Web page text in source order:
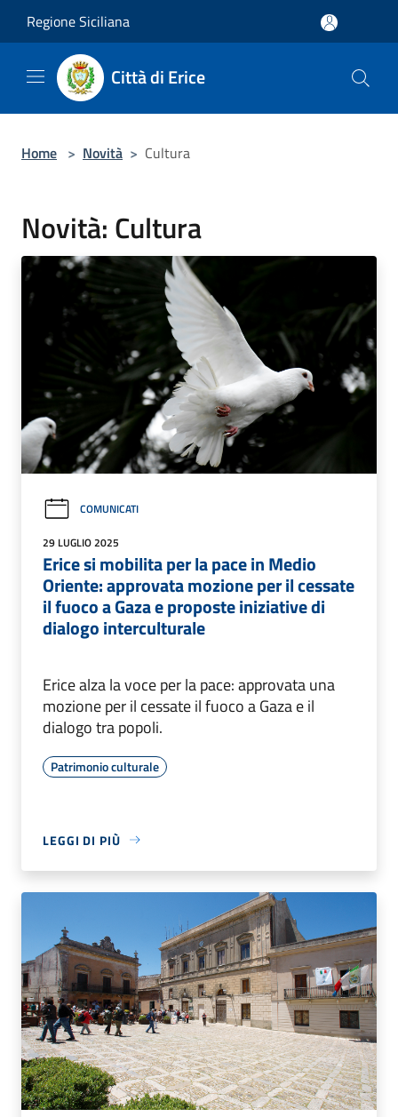
Regione Siciliana
Città di Erice
Home > Novità > Cultura
Novità: Cultura
COMUNICATI
29 LUGLIO 2025
Erice si mobilita per la pace in Medio
Oriente: approvata mozione per il cessate
il fuoco a Gaza e proposte iniziative di
dialogo interculturale
Erice alza la voce per la pace: approvata una
mozione per il cessate il fuoco a Gaza e il
dialogo tra popoli.
Patrimonio culturale
LEGGI DI PIÙ